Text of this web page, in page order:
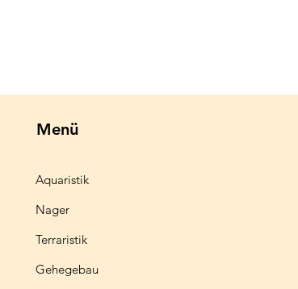
Menü
Aquaristik
Nager
Terraristik
Gehegebau